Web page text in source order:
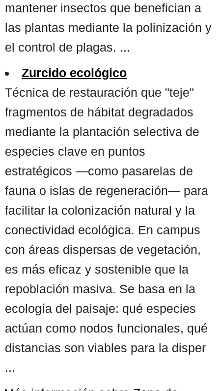
mantener insectos que benefician a
las plantas mediante la polinización y
el control de plagas. ...
Zurcido ecológico
Técnica de restauración que "teje"
fragmentos de hábitat degradados
mediante la plantación selectiva de
especies clave en puntos
estratégicos —como pasarelas de
fauna o islas de regeneración— para
facilitar la colonización natural y la
conectividad ecológica. En campus
con áreas dispersas de vegetación,
es más eficaz y sostenible que la
repoblación masiva. Se basa en la
ecología del paisaje: qué especies
actúan como nodos funcionales, qué
distancias son viables para la disper
...